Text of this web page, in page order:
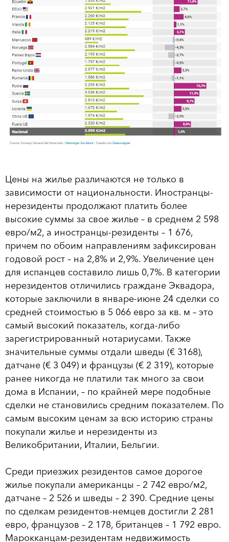
Цены на жилье различаются не только в
зависимости от национальности. Иностранцы-
нерезиденты продолжают платить более
высокие суммы за свое жилье – в среднем 2 598
евро/м2, а иностранцы-резиденты – 1 676,
причем по обоим направлениям зафиксирован
годовой рост – на 2,8% и 2,9%. Увеличение цен
для испанцев составило лишь 0,7%. В категории
нерезидентов отличились граждане Эквадора,
которые заключили в январе-июне 24 сделки со
средней стоимостью в 5 066 евро за кв. м – это
самый высокий показатель, когда-либо
зарегистрированный нотариусами. Также
значительные суммы отдали шведы (€ 3168),
датчане (€ 3 049) и французы (€ 2 319), которые
ранее никогда не платили так много за свои
дома в Испании, – по крайней мере подобные
сделки не становились средним показателем. По
самым высоким ценам за всю историю страны
покупали жилье и нерезиденты из
Великобритании, Италии, Бельгии.
Среди приезжих резидентов самое дорогое
жилье покупали американцы – 2 742 евро/м2,
датчане – 2 526 и шведы – 2 390. Средние цены
по сделкам резидентов-немцев достигли 2 281
евро, французов – 2 178, британцев – 1 792 евро.
Марокканцам-резидентам недвижимость